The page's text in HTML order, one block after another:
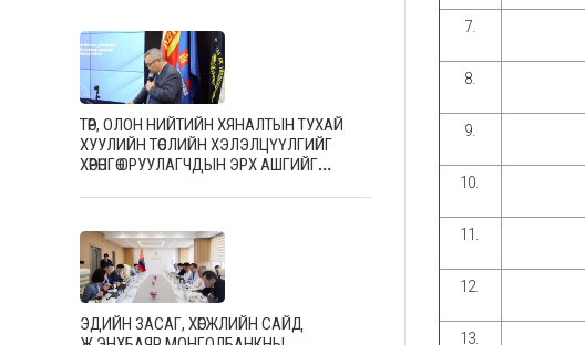
7.
8.
9.
10.
11.
12.
13.
ТӨР, ОЛОН НИЙТИЙН ХЯНАЛТЫН ТУХАЙ
ХУУЛИЙН ТӨСЛИЙН ХЭЛЭЛЦҮҮЛГИЙГ
ХӨРӨНГӨ ОРУУЛАГЧДЫН ЭРХ АШГИЙГ
БАЙГУУЛЖ, САЛБАРЫН МЭРГЭШСЭН
ЭДИЙН ЗАСАГ, ХӨГЖЛИЙН САЙД